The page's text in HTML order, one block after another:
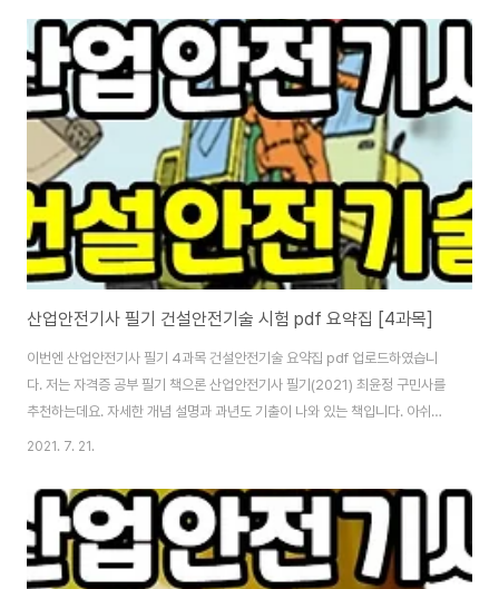
서 구매하는 분들 많으시죠. 구성이나 문제 해설이 부족하지 않고 신경 많이 쓴
책입니다. 빨리 보는 간단한 키워드라고 해서 빨간 키라고 팁을 제공하는데 보
면 암기도 잘 되고 좋습니다. 이론 보면서 핵심 예제 풀면서 어느 정도 정리한
후에 6개년 기출문제 풀면서 출제 경향 익히는 순서로 학습하면 좋습니다. 독
학하기 좋은 문제집 Wi..
산업안전기사 필기 건설안전기술 시험 pdf 요약집 [4과목]
이번엔 산업안전기사 필기 4과목 건설안전기술 요약집 pdf 업로드하였습니
다. 저는 자격증 공부 필기 책으론 산업안전기사 필기(2021) 최윤정 구민사를
추천하는데요. 자세한 개념 설명과 과년도 기출이 나와 있는 책입니다. 아쉬운
점은 과년도를 10개년 정도 넣어줬다면 더 좋았을 텐데 이 부분만 조금 아쉬운
감전안전] 아래는 산업안전기사 필기 건설안전기사 pdf, doc, hwp 파일입니
다. 보기 편한 파일로 보시면 됩니다. 건설안전기술 부분은 위 첨부파일 보시면
되고요. 앞서 말씀드린 산업안전기사 필기(2021) 최윤정 구민사 책 이야기를
조금 더 해볼게요. 이 책은 개념 부분은 너무 자세하게 나와 있습니다. 완벽하게
2021. 7. 21.